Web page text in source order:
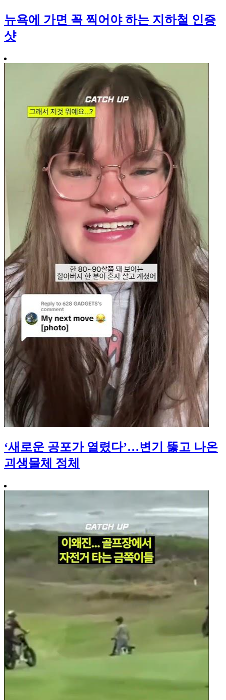
뉴욕에 가면 꼭 찍어야 하는 지하철 인증
샷
‘새로운 공포가 열렸다’…변기 뚫고 나온
괴생물체 정체